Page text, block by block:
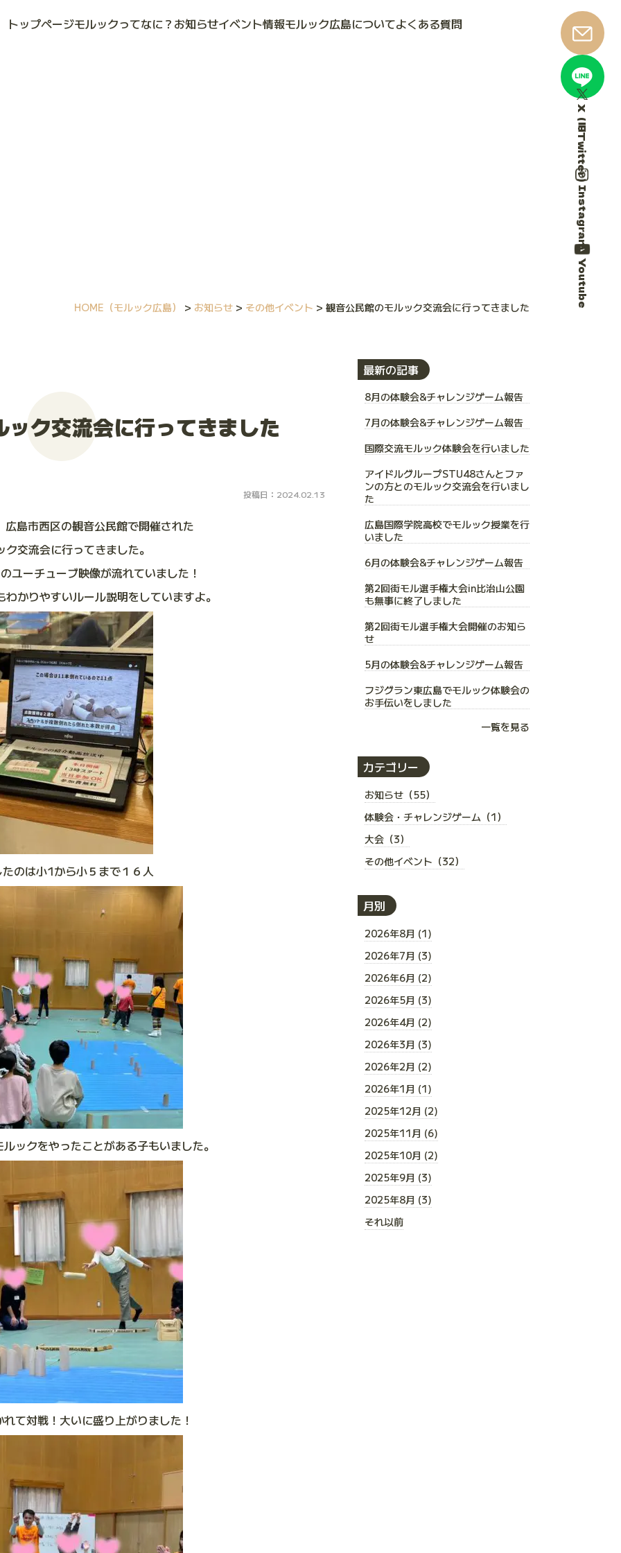
トップページモルックってなに？ お知らせイベント情報モルック広島についてよくある質問
X（旧Twitter）
Instagram
Youtube
HOME （モルック広島） > お知らせ > その他イベント > 観音公民館のモルック交流会に行ってきました
ク交流会に行ってきました
投稿日：2024.02.13
島市西区の観音公民館で開催された
ク交流会に行ってきました。
ユーチューブ映像が流れていました！
かりやすいルール説明をしていますよ。
のは小1から小５まで１６人
ックをやったことがある子もいました。
て対戦！大いに盛り上がりました！
最新の記事
8月の体験会&チャレンジゲーム報告
7月の体験会&チャレンジゲーム報告
国際交流モルック体験会を行いました
アイドルグループSTU48さんとファ
ンの方とのモルック交流会を行いまし
た
広島国際学院高校でモルック授業を行
いました
6月の体験会&チャレンジゲーム報告
第2回街モル選手権大会in比治山公園
も無事に終了しました
第2回街モル選手権大会開催のお知ら
せ
5月の体験会&チャレンジゲーム報告
フジグラン東広島でモルック体験会の
お手伝いをしました
一覧を見る
カテゴリー
お知らせ（55）
体験会・チャレンジゲーム（1）
大会（3）
その他イベント（32）
月別
2026年8月 (1)
2026年7月 (3)
2026年6月 (2)
2026年5月 (3)
2026年4月 (2)
2026年3月 (3)
2026年2月 (2)
2026年1月 (1)
2025年12月 (2)
2025年11月 (6)
2025年10月 (2)
2025年9月 (3)
2025年8月 (3)
それ以前